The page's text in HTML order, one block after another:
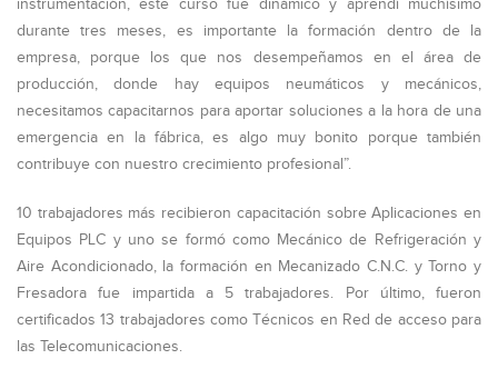
instrumentación, este curso fue dinámico y aprendí muchísimo
durante tres meses, es importante la formación dentro de la
empresa, porque los que nos desempeñamos en el área de
producción, donde hay equipos neumáticos y mecánicos,
necesitamos capacitarnos para aportar soluciones a la hora de una
emergencia en la fábrica, es algo muy bonito porque también
contribuye con nuestro crecimiento profesional”.
10 trabajadores más recibieron capacitación sobre Aplicaciones en
Equipos PLC y uno se formó como Mecánico de Refrigeración y
Aire Acondicionado, la formación en Mecanizado C.N.C. y Torno y
Fresadora fue impartida a 5 trabajadores. Por último, fueron
certificados 13 trabajadores como Técnicos en Red de acceso para
las Telecomunicaciones.